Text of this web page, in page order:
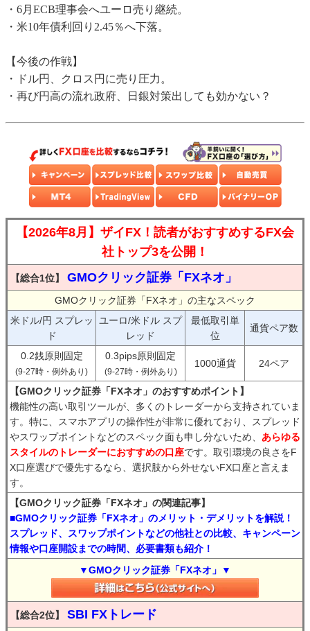
・6月ECB理事会へユーロ売り継続。
・米10年債利回り2.45％へ下落。
【今後の作戦】
・ドル円、クロス円に売り圧力。
・再び円高の流れ政府、日銀対策出しても効かない？
【2026年8月】ザイFX！読者がおすすめするFX会
社トップ3を公開！
【総合1位】 GMOクリック証券「FXネオ」
GMOクリック証券「FXネオ」の主なスペック
米ドル/円 スプレッ
ド
ユーロ/米ドル スプ
レッド
最低取引単
位
通貨ペア数
0.2銭原則固定
(9-27時・例外あり)
0.3pips原則固定
(9-27時・例外あり)
1000通貨 24ペア
【GMOクリック証券「FXネオ」のおすすめポイント】
機能性の高い取引ツールが、多くのトレーダーから支持されていま
す。特に、スマホアプリの操作性が非常に優れており、スプレッド
やスワップポイントなどのスペック面も申し分ないため、 あらゆる
スタイルのトレーダーにおすすめの口座です。取引環境の良さをF
X口座選びで優先するなら、選択肢から外せないFX口座と言えま
す。
【GMOクリック証券「FXネオ」の関連記事】
■GMOクリック証券「FXネオ」のメリット・デメリットを解説！
スプレッド、スワップポイントなどの他社との比較、キャンペーン
情報や口座開設までの時間、必要書類も紹介！
▼GMOクリック証券「FXネオ」▼
【総合2位】 SBI FXトレード